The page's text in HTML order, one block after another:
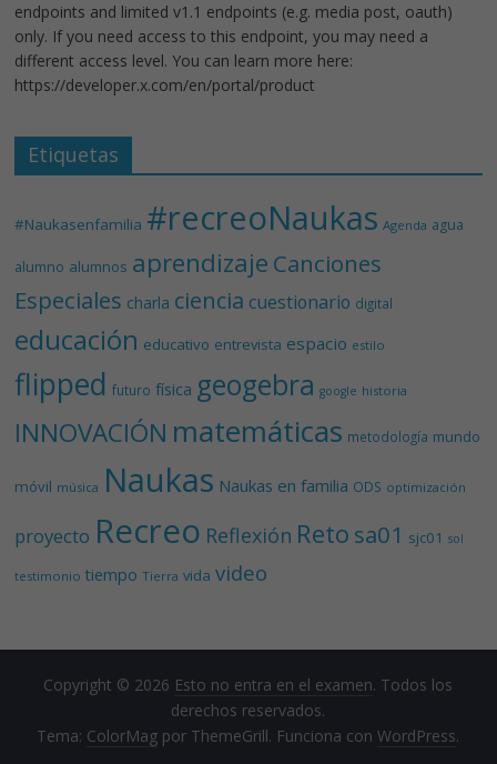
endpoints and limited v1.1 endpoints (e.g. media post, oauth)
only. If you need access to this endpoint, you may need a
different access level. You can learn more here:
https://developer.x.com/en/portal/product
Etiquetas
#Naukasenfamilia #recreoNaukas Agenda agua
alumno alumnos aprendizaje Canciones
Especiales charla ciencia cuestionario digital
educación educativo entrevista espacio estilo
flipped futuro física geogebra google historia
INNOVACIÓN matemáticas metodología mundo
móvil música Naukas Naukas en familia ODS optimización
proyecto Recreo Reflexión Reto sa01 sjc01 sol
testimonio tiempo Tierra vida video
Copyright © 2026 Esto no entra en el examen. Todos los
derechos reservados.
Tema: ColorMag por ThemeGrill. Funciona conWordPress.